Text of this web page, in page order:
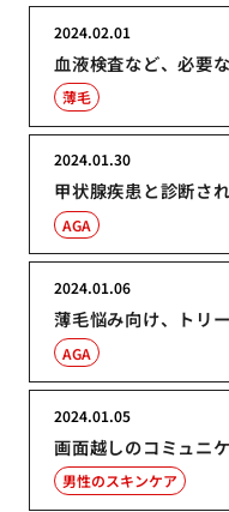
血液検査など、必要
2024.02.01
薄毛
甲状腺疾患と診断さ
2024.01.30
AGA
薄毛悩み向け、トリ
2024.01.06
AGA
画面越しのコミュニ
2024.01.05
男性のスキンケア